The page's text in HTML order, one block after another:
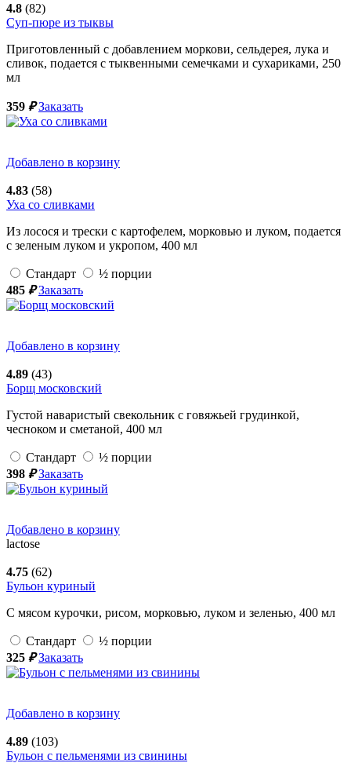
4.8 (82)
Суп-пюре из тыквы
Приготовленный с добавлением моркови, сельдерея, лука и
сливок, подается с тыквенными семечками и сухариками, 250
мл
359 ₽ Заказать
Добавлено в корзину
4.83 (58)
Уха со сливками
Из лосося и трески с картофелем, морковью и луком, подается
с зеленым луком и укропом, 400 мл
Стандарт
½ порции
485 ₽ Заказать
Добавлено в корзину
4.89 (43)
Борщ московский
Густой наваристый свекольник с говяжьей грудинкой,
чесноком и сметаной, 400 мл
Стандарт
½ порции
398 ₽ Заказать
Добавлено в корзину
lactose
4.75 (62)
Бульон куриный
С мясом курочки, рисом, морковью, луком и зеленью, 400 мл
Стандарт
½ порции
325 ₽ Заказать
Добавлено в корзину
4.89 (103)
Бульон с пельменями из свинины